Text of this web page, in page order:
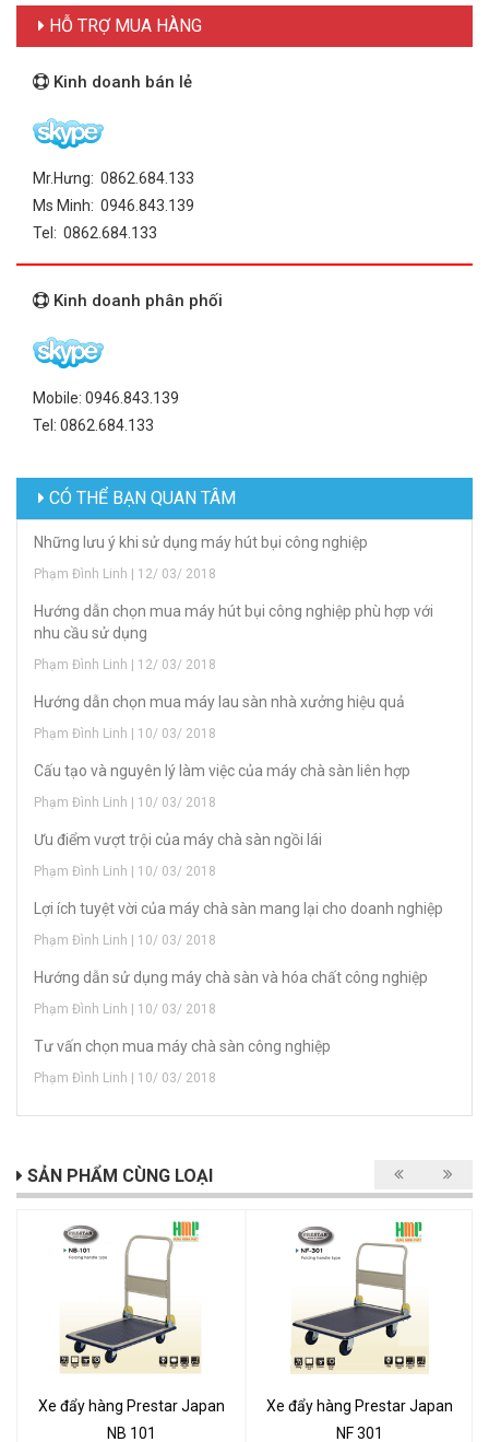
HỖ TRỢ MUA HÀNG
Kinh doanh bán lẻ
Mr.Hưng: 0862.684.133
Ms Minh: 0946.843.139
Tel: 0862.684.133
Kinh doanh phân phối
Mobile: 0946.843.139
Tel: 0862.684.133
CÓ THỂ BẠN QUAN TÂM
Những lưu ý khi sử dụng máy hút bụi công nghiệp
Phạm Đình Linh | 12/ 03/ 2018
Hướng dẫn chọn mua máy hút bụi công nghiệp phù hợp với
nhu cầu sử dụng
Phạm Đình Linh | 12/ 03/ 2018
Hướng dẫn chọn mua máy lau sàn nhà xưởng hiệu quả
Phạm Đình Linh | 10/ 03/ 2018
Cấu tạo và nguyên lý làm việc của máy chà sàn liên hợp
Phạm Đình Linh | 10/ 03/ 2018
Ưu điểm vượt trội của máy chà sàn ngồi lái
Phạm Đình Linh | 10/ 03/ 2018
Lợi ích tuyệt vời của máy chà sàn mang lại cho doanh nghiệp
Phạm Đình Linh | 10/ 03/ 2018
Hướng dẫn sử dụng máy chà sàn và hóa chất công nghiệp
Phạm Đình Linh | 10/ 03/ 2018
Tư vấn chọn mua máy chà sàn công nghiệp
Phạm Đình Linh | 10/ 03/ 2018
SẢN PHẨM CÙNG LOẠI
Xe đẩy hàng Prestar Japan
NB 101
Xe đẩy hàng Prestar Japan
NF 301